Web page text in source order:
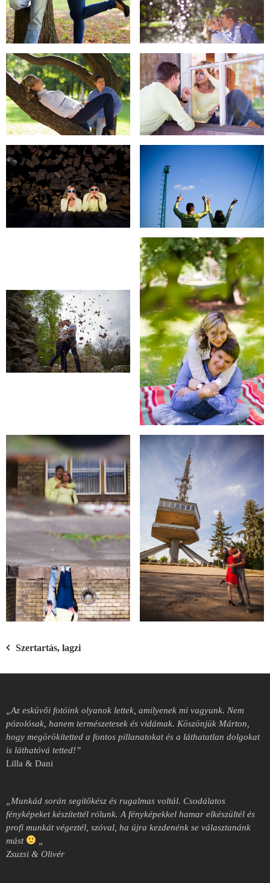
Bejegyzés
navigáció
Szertartás, lagzi
„Az esküvői fotóink olyanok lettek, amilyenek mi vagyunk. Nem
pózolósak, hanem természetesek és vidámak. Köszönjük Márton,
hogy megörökítetted a fontos pillanatokat és a láthatatlan dolgokat
is láthatóvá tetted!”
Lilla & Dani
„Munkád során segítőkész és rugalmas voltál. Csodálatos
fényképeket készítettél rólunk. A fényképekkel hamar elkészültél és
profi munkát végeztél, szóval, ha újra kezdenénk se választanánk
mást
Zsuzsi & Olivér